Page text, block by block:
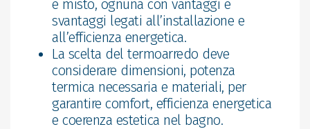
e misto, ognuna con vantaggi e
svantaggi legati all’installazione e
all’efficienza energetica.
La scelta del termoarredo deve
considerare dimensioni, potenza
termica necessaria e materiali, per
garantire comfort, efficienza energetica
e coerenza estetica nel bagno.